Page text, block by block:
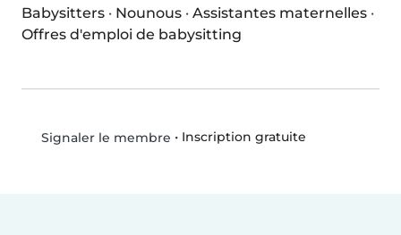
Babysitters · Nounous · Assistantes maternelles ·
Offres d'emploi de babysitting
Signaler le membre • Inscription gratuite